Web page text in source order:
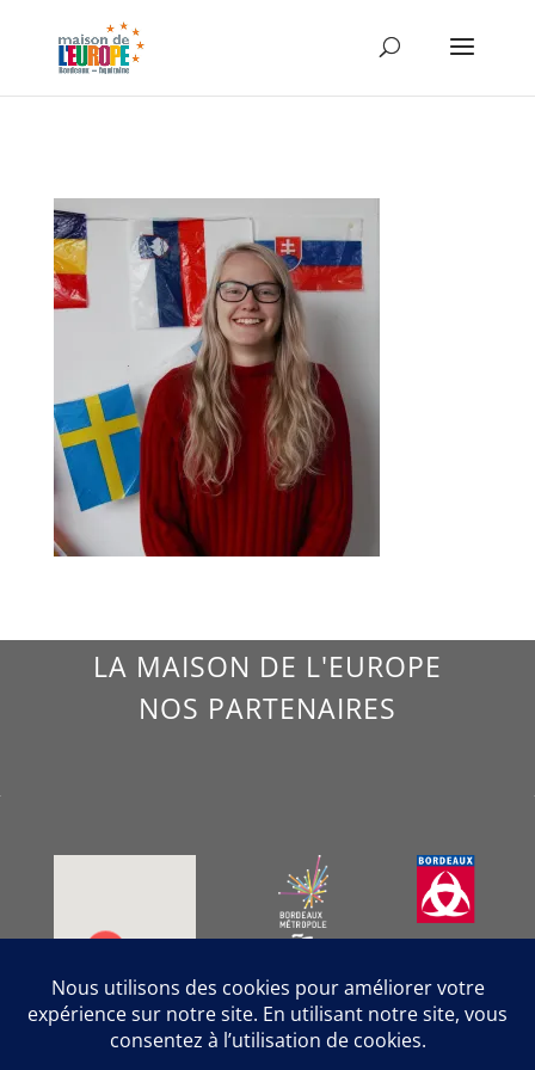
LA MAISON DE L'EUROPE
NOS PARTENAIRES